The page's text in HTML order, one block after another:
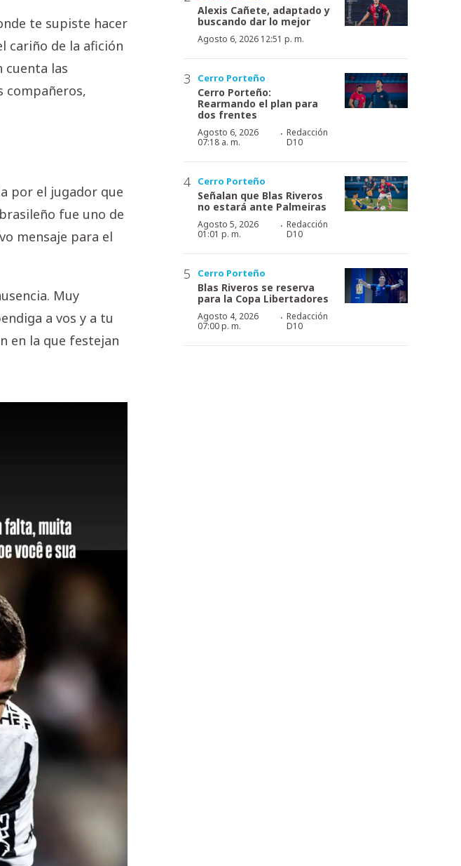
te supiste hacer
cariño de la afición
cuenta las
compañeros,
por el jugador que
fue uno de
mensaje para el
Muy
a vos y a tu
en la que festejan
Alexis Cañete, adaptado y
buscando dar lo mejor
Agosto 6, 2026 12:51 p. m.
Cerro Porteño
Cerro Porteño:
Rearmando el plan para
dos frentes
Agosto 6, 2026
07:18 a. m.
· Redacción
D10
Cerro Porteño
Señalan que Blas Riveros
no estará ante Palmeiras
Agosto 5, 2026
01:01 p. m.
· Redacción
D10
Cerro Porteño
Blas Riveros se reserva
para la Copa Libertadores
Agosto 4, 2026
07:00 p. m.
· Redacción
D10